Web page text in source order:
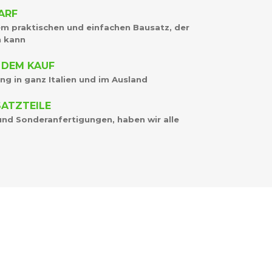
praktischen und einfachen Bausatz, der
kann
KAUF
in ganz Italien und im Ausland
Sonderanfertigungen, haben wir alle